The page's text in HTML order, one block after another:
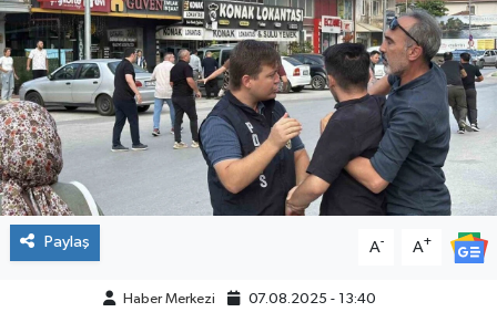
Paylaş A- A+
Haber Merkezi 07.08.2025 - 13:40